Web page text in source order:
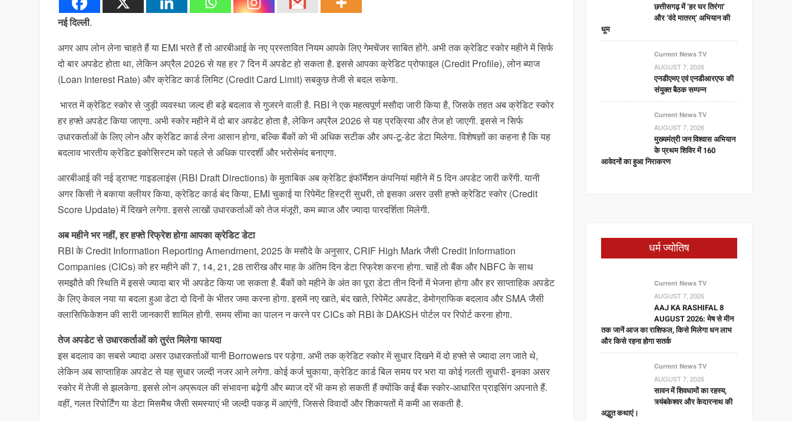
नई दिल्ली.
अगर आप लोन लेना चाहते हैं या EMI भरते हैं तो आरबीआई के नए प्रस्तावित नियम आपके लिए गेमचेंजर साबित होंगे. अभी तक क्रेडिट स्कोर महीने में सिर्फ
दो बार अपडेट होता था, लेकिन अप्रैल 2026 से यह हर 7 दिन में अपडेट हो सकता है. इससे आपका क्रेडिट प्रोफाइल (Credit Profile), लोन ब्याज
(Loan Interest Rate) और क्रेडिट कार्ड लिमिट (Credit Card Limit) सबकुछ तेजी से बदल सकेगा.
भारत में क्रेडिट स्कोर से जुड़ी व्यवस्था जल्द ही बड़े बदलाव से गुजरने वाली है. RBI ने एक महत्वपूर्ण मसौदा जारी किया है, जिसके तहत अब क्रेडिट स्कोर
हर हफ्ते अपडेट किया जाएगा. अभी स्कोर महीने में दो बार अपडेट होता है, लेकिन अप्रैल 2026 से यह प्रक्रिया और तेज हो जाएगी. इससे न सिर्फ
उधारकर्ताओं के लिए लोन और क्रेडिट कार्ड लेना आसान होगा, बल्कि बैंकों को भी अधिक सटीक और अप-टू-डेट डेटा मिलेगा. विशेषज्ञों का कहना है कि यह
बदलाव भारतीय क्रेडिट इकोसिस्टम को पहले से अधिक पारदर्शी और भरोसेमंद बनाएगा.
आरबीआई की नई ड्राफ्ट गाइडलाइंस (RBI Draft Directions) के मुताबिक अब क्रेडिट इंफॉर्मेशन कंपनियां महीने में 5 दिन अपडेट जारी करेंगी. यानी
अगर किसी ने बकाया क्लीयर किया, क्रेडिट कार्ड बंद किया, EMI चुकाई या रिपेमेंट हिस्ट्री सुधरी, तो इसका असर उसी हफ्ते क्रेडिट स्कोर (Credit
Score Update) में दिखने लगेगा. इससे लाखों उधारकर्ताओं को तेज मंजूरी, कम ब्याज और ज्यादा पारदर्शिता मिलेगी.
अब महीने भर नहीं, हर हफ्ते रिफ्रेश होगा आपका क्रेडिट डेटा
RBI के Credit Information Reporting Amendment, 2025 के मसौदे के अनुसार, CRIF High Mark जैसी Credit Information
Companies (CICs) को हर महीने की 7, 14, 21, 28 तारीख और माह के अंतिम दिन डेटा रिफ्रेश करना होगा. चाहें तो बैंक और NBFC के साथ
समझौते की स्थिति में इससे ज्यादा बार भी अपडेट किया जा सकता है. बैंकों को महीने के अंत का पूरा डेटा तीन दिनों में भेजना होगा और हर साप्ताहिक अपडेट
के लिए केवल नया या बदला हुआ डेटा दो दिनों के भीतर जमा करना होगा. इसमें नए खाते, बंद खाते, रिपेमेंट अपडेट, डेमोग्राफिक बदलाव और SMA जैसी
क्लासिफिकेशन की सारी जानकारी शामिल होगी. समय सीमा का पालन न करने पर CICs को RBI के DAKSH पोर्टल पर रिपोर्ट करना होगा.
तेज अपडेट से उधारकर्ताओं को तुरंत मिलेगा फायदा
इस बदलाव का सबसे ज्यादा असर उधारकर्ताओं यानी Borrowers पर पड़ेगा. अभी तक क्रेडिट स्कोर में सुधार दिखने में दो हफ्ते से ज्यादा लग जाते थे,
लेकिन अब साप्ताहिक अपडेट से यह सुधार जल्दी नजर आने लगेगा. कोई कर्ज चुकाया, क्रेडिट कार्ड बिल समय पर भरा या कोई गलती सुधारी- इनका असर
स्कोर में तेजी से झलकेगा. इससे लोन अप्रूवल की संभावना बढ़ेगी और ब्याज दरें भी कम हो सकती हैं क्योंकि कई बैंक स्कोर-आधारित प्राइसिंग अपनाते हैं.
वहीं, गलत रिपोर्टिंग या डेटा मिसमैच जैसी समस्याएं भी जल्दी पकड़ में आएंगी, जिससे विवादों और शिकायतों में कमी आ सकती है.
छत्तीसगढ़ में ‘हर घर तिरंगा’
और ‘वंदे मातरम्’ अभियान की
धूम
Current News TV
AUGUST 7, 2026
एनडीएमए एवं एनडीआरएफ की
संयुक्त बैठक सम्पन्न
Current News TV
AUGUST 7, 2026
मुख्यमंत्री जन विश्वास अभियान
के प्रथम शिविर में 160
आवेदनों का हुआ निराकरण
धर्म ज्योतिष
Current News TV
AUGUST 7, 2026
AAJ KA RASHIFAL 8
AUGUST 2026: मेष से मीन
तक जानें आज का राशिफल, किसे मिलेगा धन लाभ
और किसे रहना होगा सतर्क
Current News TV
AUGUST 7, 2026
सावन में शिवधामों का रहस्य,
त्र्यंबकेश्वर और केदारनाथ की
अद्भुत कथाएं।